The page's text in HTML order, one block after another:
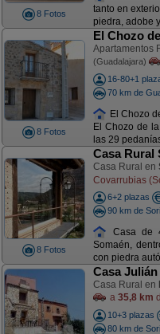
8 Fotos
tanto en
piedra, adobe
8 Fotos
El Chozo
Apartamentos
(Guadalajara)
16-80+1
70 km de
El Chozo
El Chozo de
las 29
8 Fotos
Casa Rural
Casa Rural en
Covarrubias
6+2 plazas
90 km de
Casa de
Somaén,
con piedra
Casa Julián
Casa Rural en
a 35,8 km
10+3 plazas
80 km de